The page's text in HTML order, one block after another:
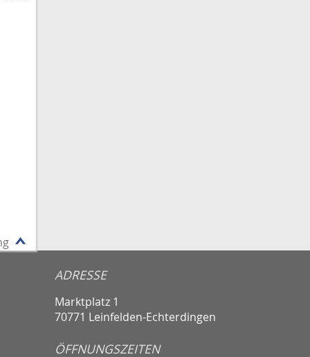
ADRESSE
Marktplatz 1
70771 Leinfelden-Echterdingen
ÖFFNUNGSZEITEN